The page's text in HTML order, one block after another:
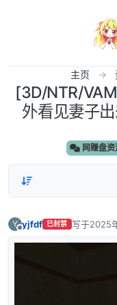
主页
[3D/NTR/
外看见妻子
网赚盘资
Y yjfdf 已封禁 写于2025
最后由 编